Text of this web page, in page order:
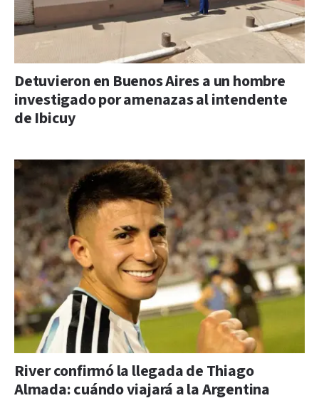
Detuvieron en Buenos Aires a un hombre
investigado por amenazas al intendente
de Ibicuy
River confirmó la llegada de Thiago
Almada: cuándo viajará a la Argentina